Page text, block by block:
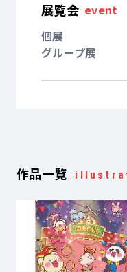
展覧会 event
個展
グループ展
作品一覧